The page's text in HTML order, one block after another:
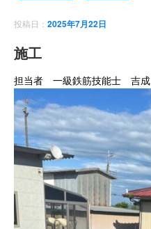
投稿日： 2025年7月22日
施工
担当者 一級鉄筋技能士 吉成